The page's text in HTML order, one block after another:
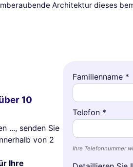
Architektur dieses
10
..., senden Sie
von 2
Ihre
Familienname *
Telefon *
Ihre Telefonnummer